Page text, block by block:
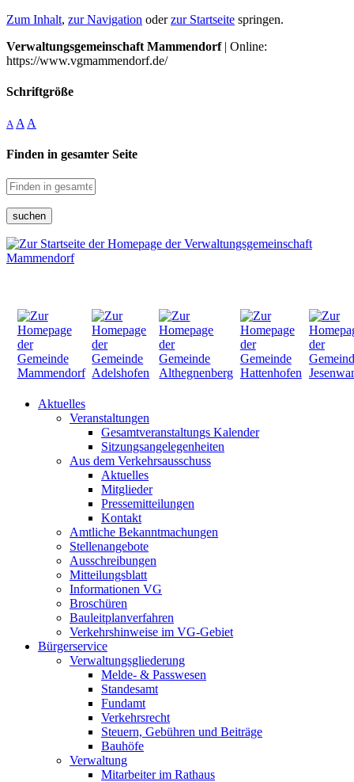
Zum Inhalt, zur Navigation oderzur Startseite springen.
Verwaltungsgemeinschaft Mammendorf| Online:
https://www.vgmammendorf.de/
Schriftgröße
A A A
Finden in gesamter Seite
suchen
Aktuelles
Veranstaltungen
Gesamtveranstaltungs Kalender
Sitzungsangelegenheiten
Aus dem Verkehrsausschuss
Aktuelles
Mitglieder
Pressemitteilungen
Kontakt
Amtliche Bekanntmachungen
Stellenangebote
Ausschreibungen
Mitteilungsblatt
Informationen VG
Broschüren
Bauleitplanverfahren
Verkehrshinweise im VG-Gebiet
Bürgerservice
Verwaltungsgliederung
Melde- & Passwesen
Standesamt
Fundamt
Verkehrsrecht
Steuern, Gebühren und Beiträge
Bauhöfe
Verwaltung
Mitarbeiter im Rathaus